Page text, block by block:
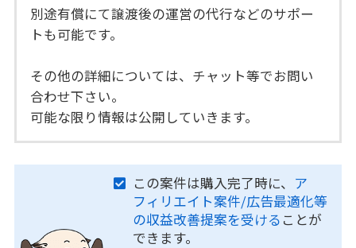
別途有償にて譲渡後の運営の代行などのサポー
トも可能です。
その他の詳細については、チャット等でお問い
合わせ下さい。
可能な限り情報は公開していきます。
この案件は購入完了時に、 ア
フィリエイト案件/広告最適化等
の収益改善提案を受ける ことが
できます。